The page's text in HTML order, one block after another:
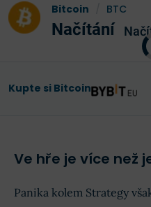
Bitcoin BTC
Načítání
Kupte si Bitcoin
Ve hře je více než
Panika kolem Strategy